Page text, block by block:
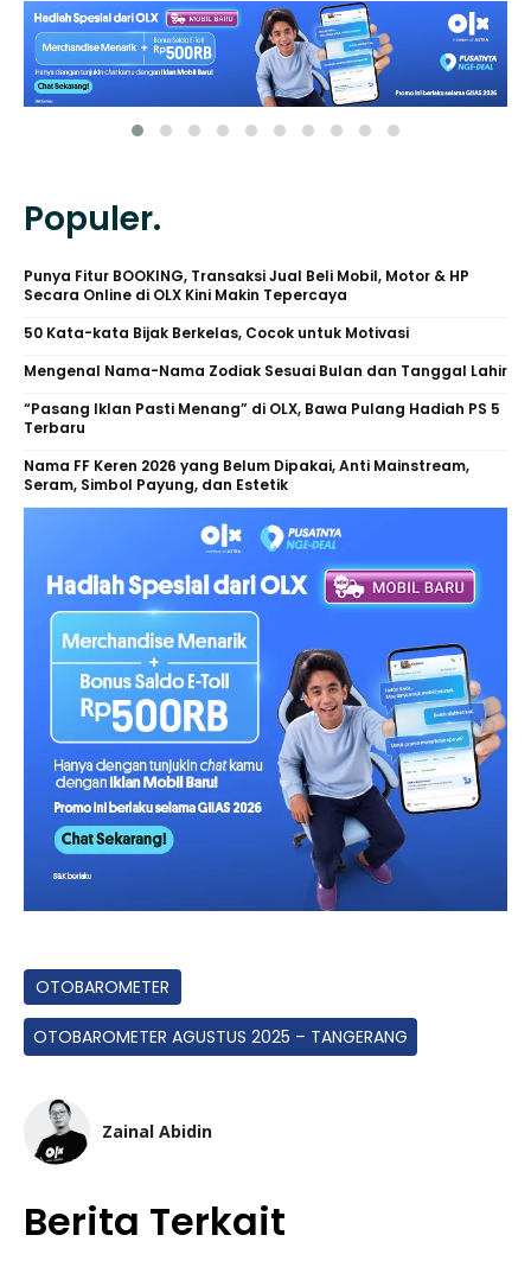
Populer.
Punya Fitur BOOKING, Transaksi Jual Beli Mobil, Motor & HP
Secara Online di OLX Kini Makin Tepercaya
50 Kata-kata Bijak Berkelas, Cocok untuk Motivasi
Mengenal Nama-Nama Zodiak Sesuai Bulan dan Tanggal Lahir
“Pasang Iklan Pasti Menang” di OLX, Bawa Pulang Hadiah PS 5
Terbaru
Nama FF Keren 2026 yang Belum Dipakai, Anti Mainstream,
Seram, Simbol Payung, dan Estetik
OTOBAROMETER
OTOBAROMETER AGUSTUS 2025 – TANGERANG
Zainal Abidin
Berita Terkait